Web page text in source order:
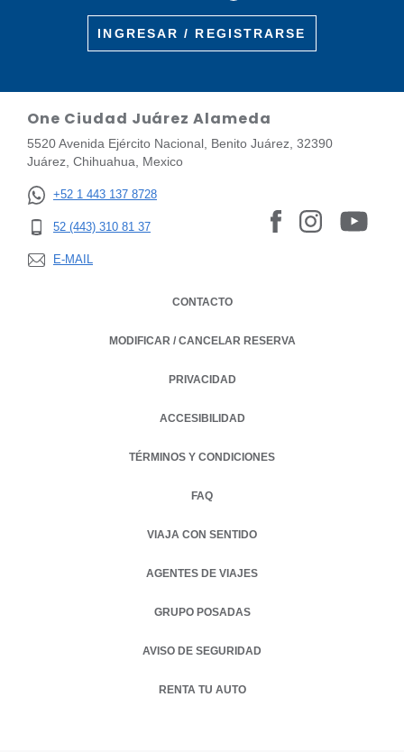
INGRESAR / REGISTRARSE
One Ciudad Juárez Alameda
5520 Avenida Ejército Nacional, Benito Juárez, 32390
Juárez, Chihuahua, Mexico
+52 1 443 137 8728
52 (443) 310 81 37
E-MAIL
CONTACTO
MODIFICAR / CANCELAR RESERVA
PRIVACIDAD
OPENS IN A NEW TAB.
ACCESIBILIDAD
TÉRMINOS Y CONDICIONES
FAQ
VIAJA CON SENTIDO
AGENTES DE VIAJES
GRUPO POSADAS
AVISO DE SEGURIDAD
RENTA TU AUTO
OPENS IN A NEW TAB.